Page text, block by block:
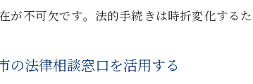
西宮市で
財産分与と年
が不可欠です。法的手続きは時折変化する
の法律相談窓口を活用する